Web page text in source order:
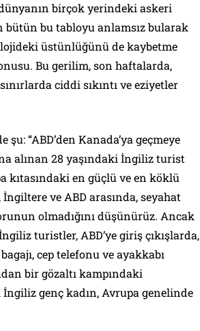
birçok yerindeki askeri
bütün bu tabloyu anlamsız bularak
üstünlüğünü de kaybetme
Bu gerilim, son haftalarda,
ciddi sıkıntı ve eziyetler
“ABD’den Kanada’ya geçmeye
alınan 28 yaşındaki İngiliz turist
kıtasındaki en güçlü ve en köklü
ve ABD arasında, seyahat
olmadığını düşünürüz. Ancak
turistler, ABD’ye giriş çıkışlarda,
cep telefonu ve ayakkabı
bir gözaltı kampındaki
genç kadın, Avrupa genelinde